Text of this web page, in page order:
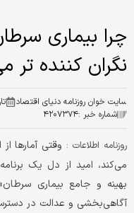
چرا بیماری
نگران کننده تر
سایت خوان روزنامه دنیای اقتصاد
شماره خبر :۴۲۰۷۳۷۴
روزنامه اطلاعات : وقتی آمارها
می‌کند، امید از دل یک
بهینه و جامع بیماری
آگاهی‌بخشی و عدالت در